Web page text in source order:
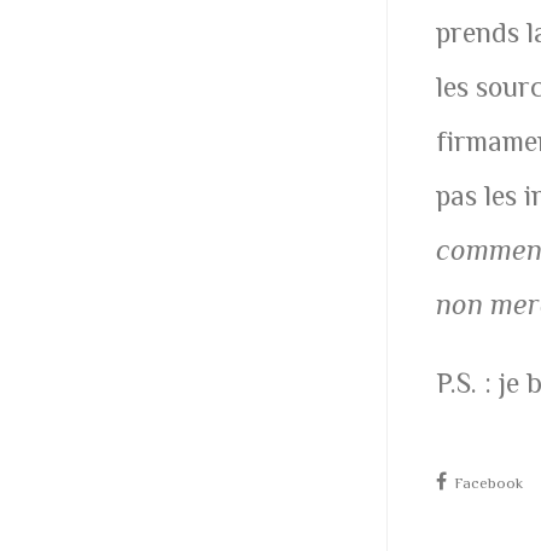
prends
les
pas les
non
P.S. : je
Facebook